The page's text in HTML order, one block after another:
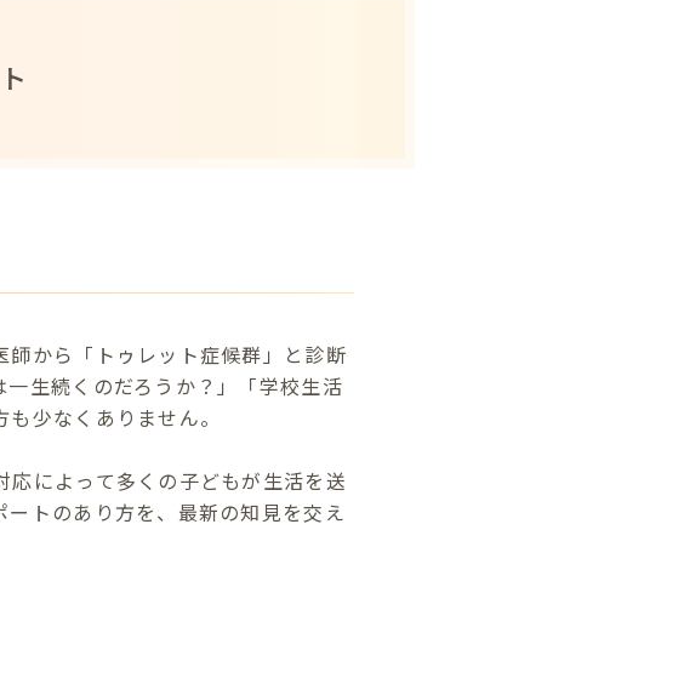
から「トゥレット症候群」と診断
生続くのだろうか？」「学校生活
少なくありません。
によって多くの子どもが生活を送
トのあり方を、最新の知見を交え